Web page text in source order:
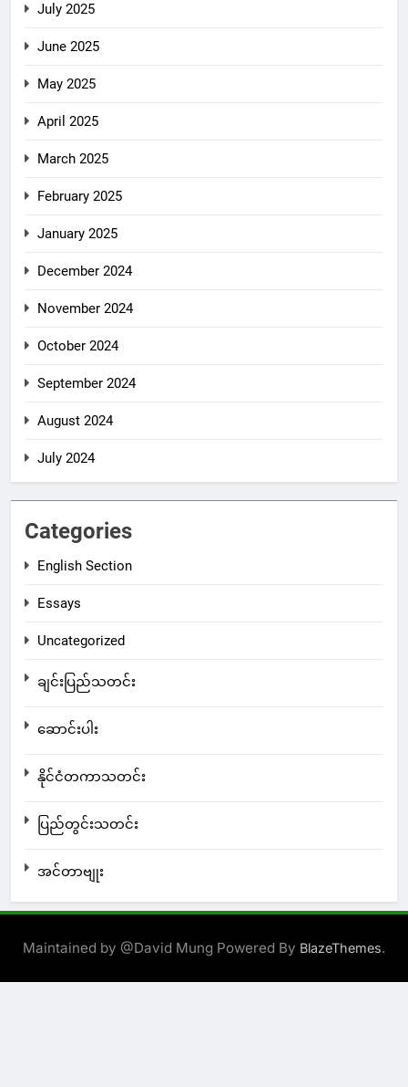
July 2025
June 2025
May 2025
April 2025
March 2025
February 2025
January 2025
December 2024
November 2024
October 2024
September 2024
August 2024
July 2024
Categories
English Section
Essays
Uncategorized
ချင်းပြည်သတင်း
ဆောင်းပါး
နိုင်ငံတကာသတင်း
ပြည်တွင်းသတင်း
အင်တာဗျုး
Maintained by @David Mung Powered By BlazeThemes.